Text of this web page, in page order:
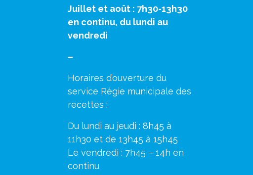
Juillet et août : 7h30-13h30
en continu, du lundi au
vendredi
–
Horaires d’ouverture du
service Régie municipale des
recettes :
Du lundi au jeudi : 8h45 à
11h30 et de 13h45 à 15h45
Le vendredi : 7h45 – 14h en
continu